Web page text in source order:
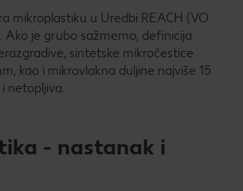
mikroplastiku u Uredbi REACH (VO
Ako je grubo sažmemo, definicija
sintetske mikročestice
kao i mikrovlakna duljine najviše 15
netopljiva.
- nastanak i